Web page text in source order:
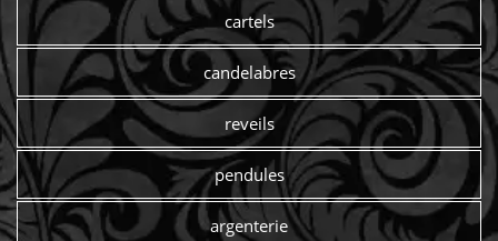
cartels
candelabres
reveils
pendules
argenterie